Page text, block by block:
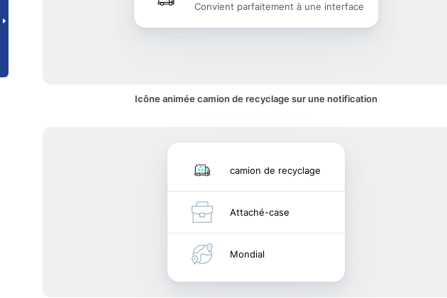
Convient parfaitement à une interface
Icône animée camion de recyclage sur une notification
camion de recyclage
Attaché-case
Mondial